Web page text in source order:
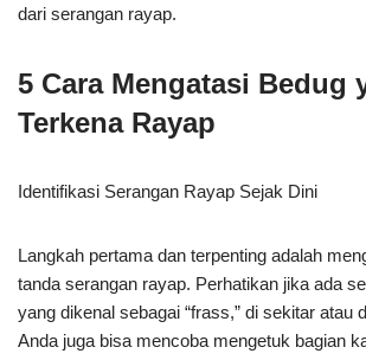
dari serangan rayap.
5 Cara Mengatasi Bedug
Terkena Rayap
Identifikasi Serangan Rayap Sejak Dini
Langkah pertama dan terpenting adalah
tanda serangan rayap. Perhatikan jika ada
yang dikenal sebagai “frass,” di sekitar atau
Anda juga bisa mencoba mengetuk bagian